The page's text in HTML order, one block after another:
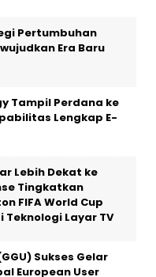
Pertumbuhan
Era Baru
Tampil Perdana ke
Lengkap E-
Lebih Dekat ke
Tingkatkan
FIFA World Cup
Teknologi Layar TV
Sukses Gelar
European User